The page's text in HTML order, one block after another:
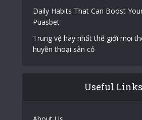
Daily Habits That Can Boost
Puasbet
Trung vệ hay nhất thế giới mọi
huyền thoại sân cỏ
Useful Links